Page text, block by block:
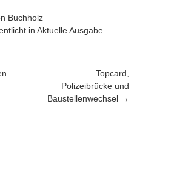
Buchholz
inAktuelle Ausgabe
Topcard,
Polizeibrücke und
Baustellenwechsel →